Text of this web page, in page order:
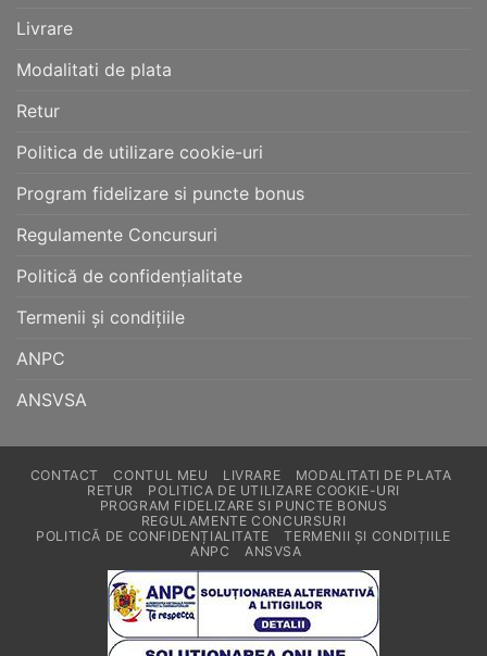
Livrare
Modalitati de plata
Retur
Politica de utilizare cookie-uri
Program fidelizare si puncte bonus
Regulamente Concursuri
Politică de confidențialitate
Termenii și condițiile
ANPC
ANSVSA
CONTACT CONTUL MEU LIVRARE
MODALITATI DE PLATA
RETUR
POLITICA DE UTILIZARE COOKIE-URI
PROGRAM FIDELIZARE SI PUNCTE BONUS
REGULAMENTE CONCURSURI
POLITICĂ DE CONFIDENȚIALITATE
TERMENII ȘI CONDIȚIILE
ANPC
ANSVSA